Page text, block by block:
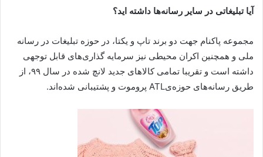
آیا تبلیغاتی در سایر رسانه‌ها داشته اید؟
مجموعه پاکنام جهت دو برند تاپ و یکتا، در حوزه تبلیغات در رسانه
ملی و همچنین اکران محیطی نیز سرمایه گذاری‌های قابل توجهی
داشته است و تقریبا تمامی کالاهای جدید لانچ شده در سال ۹۹، از
طریق رسانه‌های حوزه‌یATL پروموت و پشتیبانی شده‌اند.